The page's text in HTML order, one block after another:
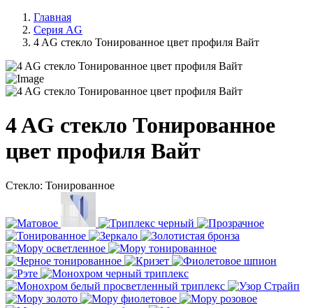
Главная
Серия AG
4 AG стекло Тонированное цвет профиля Вайт
4 AG стекло Тонированное
цвет профиля Вайт
Стекло: Тонированное